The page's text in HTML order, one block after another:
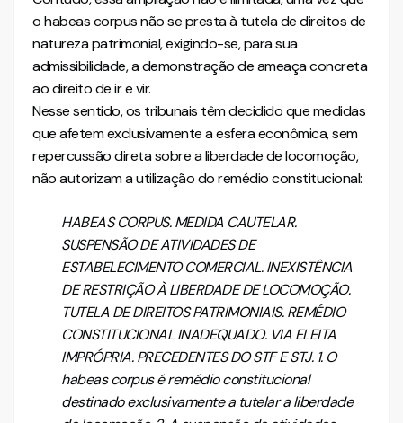
o habeas corpus não se presta à tutela de direitos de
natureza patrimonial, exigindo-se, para sua
admissibilidade, a demonstração de ameaça concreta
ao direito de ir e vir.
Nesse sentido, os tribunais têm decidido que medidas
que afetem exclusivamente a esfera econômica, sem
repercussão direta sobre a liberdade de locomoção,
não autorizam a utilização do remédio constitucional:
HABEAS CORPUS. MEDIDA CAUTELAR.
SUSPENSÃO DE ATIVIDADES DE
ESTABELECIMENTO COMERCIAL. INEXISTÊNCIA
DE RESTRIÇÃO À LIBERDADE DE LOCOMOÇÃO.
TUTELA DE DIREITOS PATRIMONIAIS. REMÉDIO
CONSTITUCIONAL INADEQUADO. VIA ELEITA
IMPRÓPRIA. PRECEDENTES DO STF E STJ. 1. O
habeas corpus é remédio constitucional
destinado exclusivamente a tutelar a liberdade